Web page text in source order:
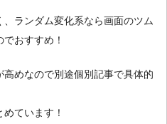
ランダム変化系なら画面のツム
おすすめ！
めなので別途個別記事で具体的
ています！